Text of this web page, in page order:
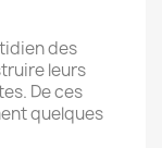
des
leurs
De ces
quelques